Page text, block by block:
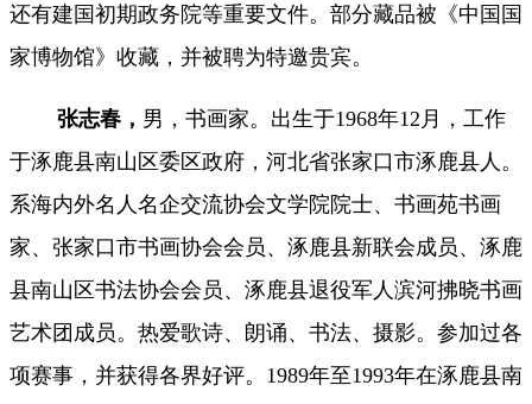
还有建国初期政务院等重要文件。部分藏品被《中国国
家博物馆》收藏，并被聘为特邀贵宾。
张志春， 男，书画家。出生于1968年12月，工作
于涿鹿县南山区委区政府，河北省张家口市涿鹿县人。
系海内外名人名企交流协会文学院院士、书画苑书画
家、张家口市书画协会会员、涿鹿县新联会成员、涿鹿
县南山区书法协会会员、涿鹿县退役军人滨河拂晓书画
艺术团成员。热爱歌诗、朗诵、书法、摄影。参加过各
项赛事，并获得各界好评。1989年至1993年在涿鹿县南